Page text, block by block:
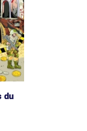
du